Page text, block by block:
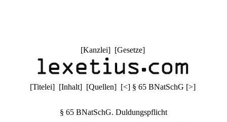
[Kanzlei] [Gesetze]
[Titelei] [Inhalt] [Quellen] [<] § 65 BNatSchG [>]
§ 65 BNatSchG. Duldungspflicht